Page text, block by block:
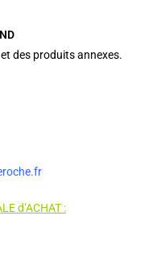
des produits annexes.
d’ACHAT :